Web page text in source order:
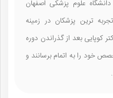
علوم پزشکی اصفهان
ترین پزشکان در زمینه
کوپایی بعد از گذراندن دوره
خود را به اتمام برسانند و